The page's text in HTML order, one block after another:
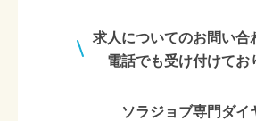
求人についてのお問い合
電話でも受け付けてお
ソラジョブ専門ダイ